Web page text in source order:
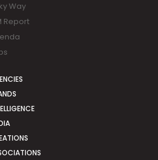
Way
Report